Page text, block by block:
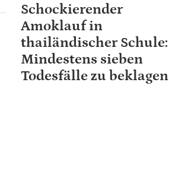
Schockierender
Amoklauf in
thailändischer Schule:
Mindestens sieben
Todesfälle zu beklagen